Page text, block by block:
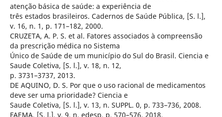
atenção básica de saúde: a experiência de
três estados brasileiros. Cadernos de Saúde Pública, [S. l.],
v. 16, n. 1, p. 171–182, 2000.
CRUZETA, A. P. S. et al. Fatores associados à compreensão
da prescrição médica no Sistema
Único de Saúde de um município do Sul do Brasil. Ciencia e
Saude Coletiva, [S. l.], v. 18, n. 12,
p. 3731–3737, 2013.
DE AQUINO, D. S. Por que o uso racional de medicamentos
deve ser uma prioridade? Ciencia e
Saude Coletiva, [S. l.], v. 13, n. SUPPL. 0, p. 733–736, 2008.
FAEMA, [S. l.], v. 9, n. edesp, p. 570–576, 2018.